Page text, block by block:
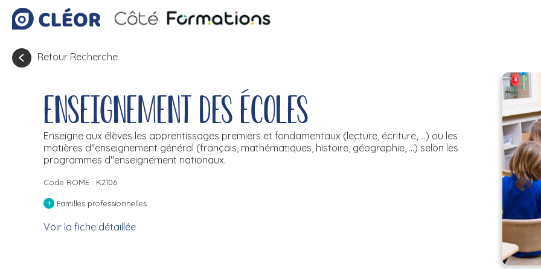
Retour Recherche
Enseignement des écoles
Enseigne aux élèves les apprentissages premiers et fondamentaux (lecture, écriture, ...) ou les
matières d''enseignement général (français, mathématiques, histoire, géographie, ...) selon les
programmes d''enseignement nationaux.
Code ROME : K2106
+ Familles professionnelles
Voir la fiche détaillée